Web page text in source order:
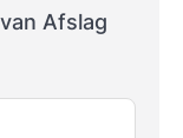
Afslag